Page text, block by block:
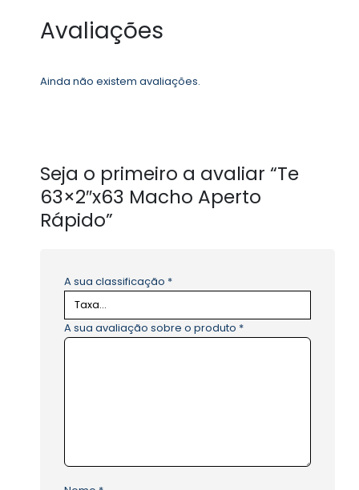
Avaliações
Ainda não existem avaliações.
Seja o primeiro a avaliar “Te
63×2″x63 Macho Aperto
Rápido”
A sua classificação *
A sua avaliação sobre o produto *